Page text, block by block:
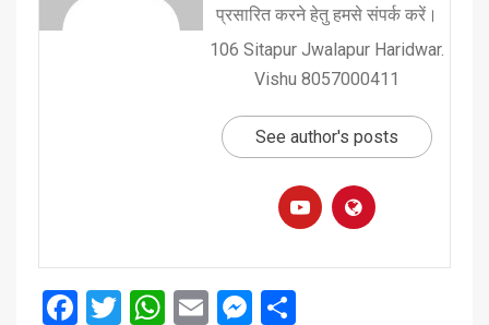
प्रसारित करने हेतु हमसे संपर्क करें।
106 Sitapur Jwalapur Haridwar.
Vishu 8057000411
See author's posts
Facebook
Twitter
WhatsApp
EmailMessenger